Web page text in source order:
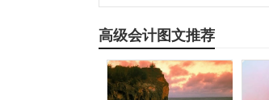
高级会计图文推荐